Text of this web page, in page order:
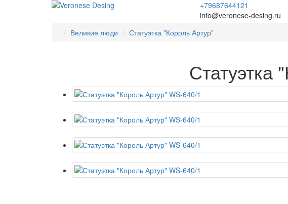
+79687644121
info@veronese-desing.ru
Великие люди
Статуэтка "Король Артур"
Статуэтка